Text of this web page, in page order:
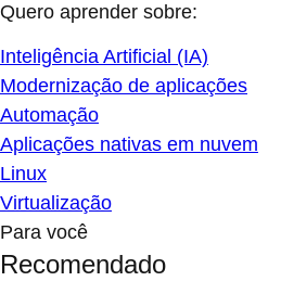
Quero aprender sobre:
Inteligência Artificial (IA)
Modernização de aplicações
Automação
Aplicações nativas em nuvem
Linux
Virtualização
Para você
Recomendado